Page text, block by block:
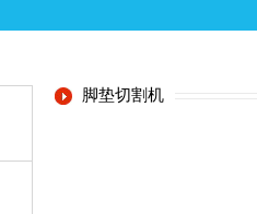
脚垫切割机